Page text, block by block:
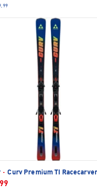
ERHÄLTLICH
· Curv Premium TI